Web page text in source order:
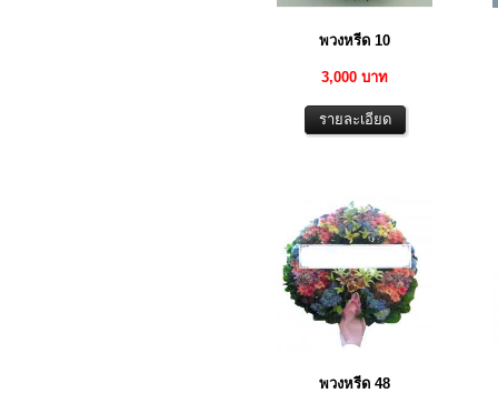
พวงหรีด 10
3,000 บาท
พวงหรีด 48